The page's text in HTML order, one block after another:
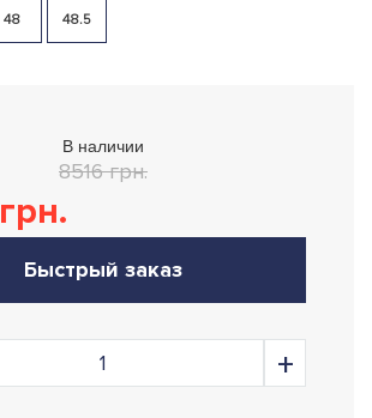
48 48.5
В наличии
8516 грн.
грн.
Быстрый заказ